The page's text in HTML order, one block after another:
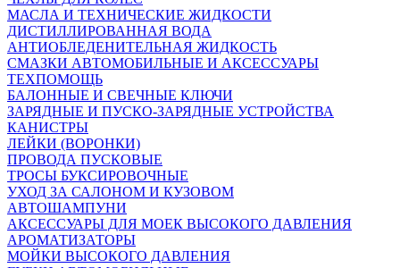
МАСЛА И ТЕХНИЧЕСКИЕ ЖИДКОСТИ
ДИСТИЛЛИРОВАННАЯ ВОДА
АНТИОБЛЕДЕНИТЕЛЬНАЯ ЖИДКОСТЬ
СМАЗКИ АВТОМОБИЛЬНЫЕ И АКСЕССУАРЫ
ТЕХПОМОЩЬ
БАЛОННЫЕ И СВЕЧНЫЕ КЛЮЧИ
ЗАРЯДНЫЕ И ПУСКО-ЗАРЯДНЫЕ УСТРОЙСТВА
КАНИСТРЫ
ЛЕЙКИ (ВОРОНКИ)
ПРОВОДА ПУСКОВЫЕ
ТРОСЫ БУКСИРОВОЧНЫЕ
УХОД ЗА САЛОНОМ И КУЗОВОМ
АВТОШАМПУНИ
АКСЕССУАРЫ ДЛЯ МОЕК ВЫСОКОГО ДАВЛЕНИЯ
АРОМАТИЗАТОРЫ
МОЙКИ ВЫСОКОГО ДАВЛЕНИЯ